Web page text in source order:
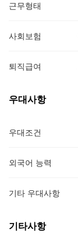
근무형태
사회보험
퇴직급여
우대사항
우대조건
외국어 능력
기타 우대사항
기타사항